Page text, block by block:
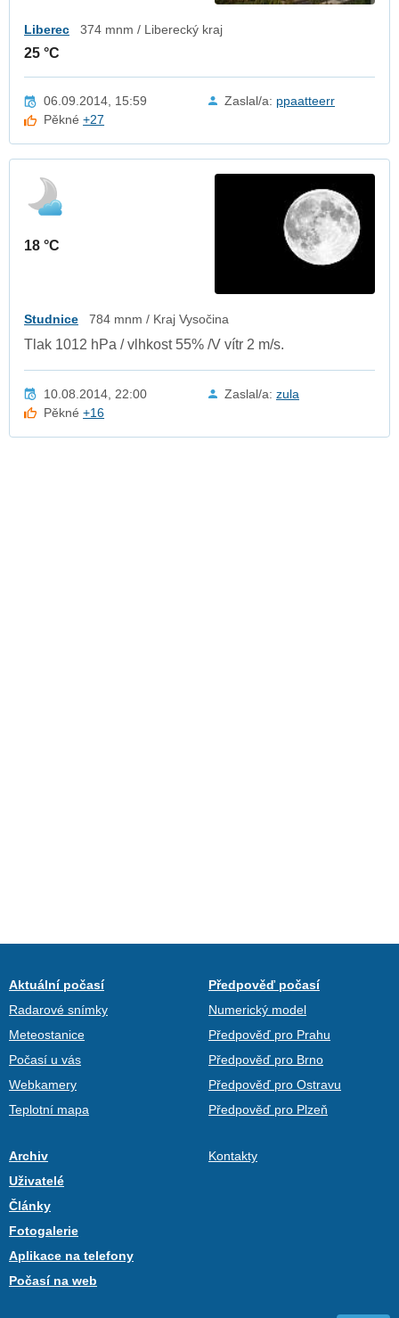
Liberec 374 mnm / Liberecký kraj
25 °C
06.09.2014, 15:59 Zaslal/a: ppaatteerr
Pěkné+27
18 °C
Studnice 784 mnm / Kraj Vysočina
Tlak 1012 hPa / vlhkost 55% /V vítr 2 m/s.
10.08.2014, 22:00 Zaslal/a: zula
Pěkné+16
Aktuální počasí
Radarové snímky
Meteostanice
Počasí u vás
Webkamery
Teplotní mapa
Předpověď počasí
Numerický model
Předpověď pro Prahu
Předpověď pro Brno
Předpověď pro Ostravu
Předpověď pro Plzeň
Archiv
Uživatelé
Články
Fotogalerie
Aplikace na telefony
Počasí na web
Kontakty